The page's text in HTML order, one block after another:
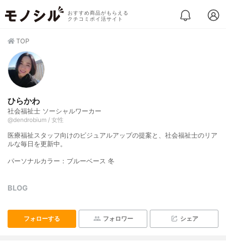
おすすめ商品がもらえる
クチコミポイ活サイト
TOP
ひらかわ
社会福祉士 ソーシャルワーカー
@dendrobium / 女性
医療福祉スタッフ向けのビジュアルアップの提案と、社会福祉士のリア
ルな毎日を更新中。
パーソナルカラー：ブルーベース 冬
BLOG
フォローする フォロワー シェア